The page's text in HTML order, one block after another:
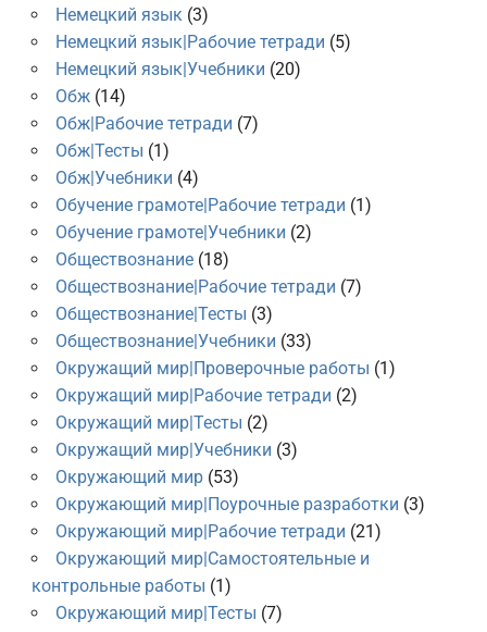
Немецкий язык(3)
Немецкий язык|Рабочие тетради (5)
Немецкий язык|Учебники (20)
Обж(14)
Обж|Рабочие тетради (7)
Обж|Тесты (1)
Обж|Учебники (4)
Обучение грамоте|Рабочие тетради (1)
Обучение грамоте|Учебники (2)
Обществознание(18)
Обществознание|Рабочие тетради (7)
Обществознание|Тесты (3)
Обществознание|Учебники (33)
Окружащий мир|Проверочные работы (1)
Окружащий мир|Рабочие тетради (2)
Окружащий мир|Тесты (2)
Окружащий мир|Учебники (3)
Окружающий мир(53)
Окружающий мир|Поурочные разработки (3)
Окружающий мир|Рабочие тетради (21)
Окружающий мир|Самостоятельные и
контрольные работы (1)
Окружающий мир|Тесты (7)